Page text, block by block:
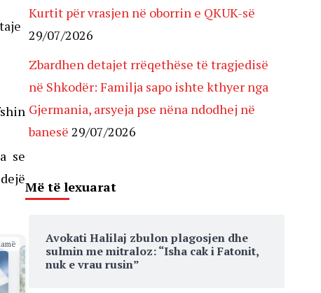
se
Kurtit për vrasjen në oborrin e QKUK-së
29/07/2026
Zbardhen detajet rrëqethëse të tragjedisë
në Shkodër: Familja sapo ishte kthyer nga
Gjermania, arsyeja pse nëna ndodhej në
banesë 29/07/2026
Më të lexuarat
Avokati Halilaj zbulon plagosjen dhe
sulmin me mitraloz: “Isha cak i Fatonit,
nuk e vrau rusin”